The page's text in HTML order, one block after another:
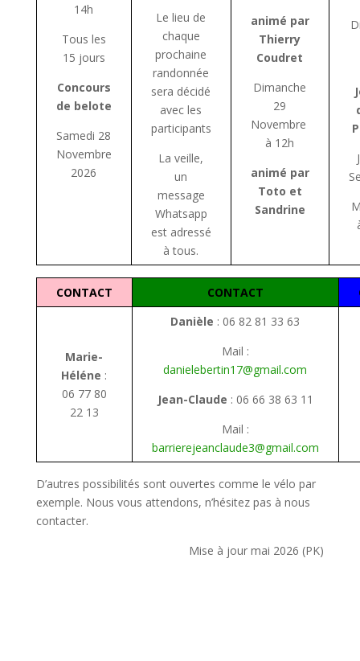
14h
Tous les
15 jours
Concours
de belote
Samedi 28
Novembre
2026
Le lieu de
chaque
prochaine
randonnée
sera décidé
avec les
participants
La veille,
un
message
Whatsapp
est adressé
à tous.
animé par
Thierry
Coudret
Dimanche
29
Novembre
à 12h
animé par
Toto et
Sandrine
CONTACT CONTACT
Marie-
Héléne :
06 77 80
22 13
Danièle : 06 82 81 33 63
Mail :
danielebertin17@gmail.com
Jean-Claude : 06 66 38 63 11
Mail :
barrierejeanclaude3@gmail.com
D’autres possibilités sont ouvertes comme le vélo par
exemple. Nous vous attendons, n’hésitez pas à nous
contacter.
Mise à jour mai 2026 (PK)